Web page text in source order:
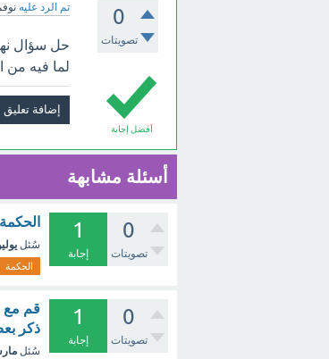
0
تصويتات
تم الرد عليه نوفمبر
أفضل إجابة
حل سؤال
لما فيه من
أسئلة مشابهة
0
تصويتات
1
إجابة
سُئل يوليو 20،
الحكمة
0
تصويتات
1
إجابة
قم مع
ذكر
سُئل